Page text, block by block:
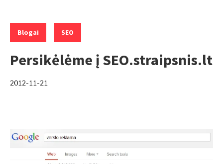
Categories:
Blogai SEO
Persikėlėme į SEO.straipsnis.lt
2012-11-21